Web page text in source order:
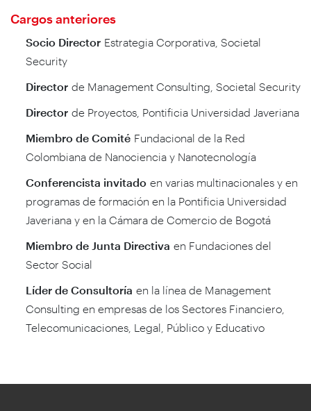
Cargos anteriores
Socio Director Estrategia Corporativa, Societal
Security
Director de Management Consulting, Societal Security
Director de Proyectos, Pontificia Universidad Javeriana
Miembro de Comité Fundacional de la Red
Colombiana de Nanociencia y Nanotecnología
Conferencista invitado en varias multinacionales y en
programas de formación en la Pontificia Universidad
Javeriana y en la Cámara de Comercio de Bogotá
Miembro de Junta Directiva en Fundaciones del
Sector Social
Líder de Consultoría en la línea de Management
Consulting en empresas de los Sectores Financiero,
Telecomunicaciones, Legal, Público y Educativo